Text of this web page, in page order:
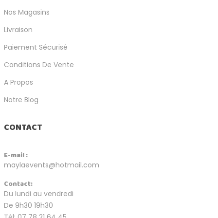
Nos Magasins
Livraison
Paiement Sécurisé
Conditions De Vente
A Propos
Notre Blog
CONTACT
E-mail :
maylaevents@hotmail.com
Contact:
Du lundi au vendredi
De 9h30 19h30